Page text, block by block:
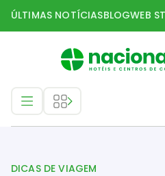
ÚLTIMAS NOTÍCIASBLOGWEB
DICAS DE VIAGEM